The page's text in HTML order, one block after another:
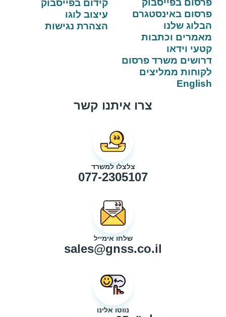
פרסום באינסטגרם
הבלוג שלנו
מאמרים וכתבות
קטעי וידאו
דרושים משרד פרסום
לקוחות ממליצים
English
קידום בפייסבוק
עיצוב לוגו
הצהרת נגישות
צרו איתנו קשר
צלצלו למשרד
077-2305107
שלחו אימייל
sales@gnss.co.il
נווטו אלינו